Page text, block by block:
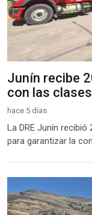
Junín recibe
con las clases
hace 5 días
La DRE Junín recibió
para garantizar la